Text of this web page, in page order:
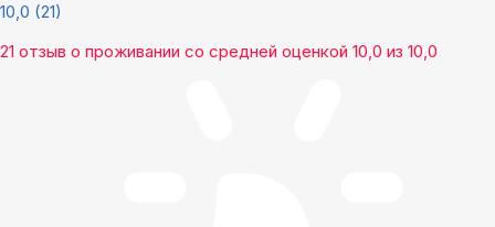
10,0 (21)
21 отзыв о проживании со средней оценкой 10,0 из 10,0